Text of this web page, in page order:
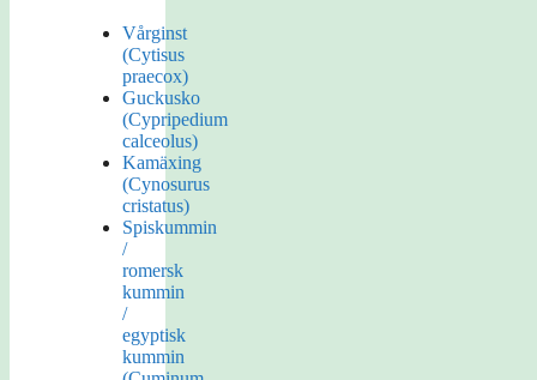
Vårginst
(Cytisus
praecox)
Guckusko
(Cypripedium
calceolus)
Kamäxing
(Cynosurus
cristatus)
Spiskummin
/
romersk
kummin
/
egyptisk
kummin